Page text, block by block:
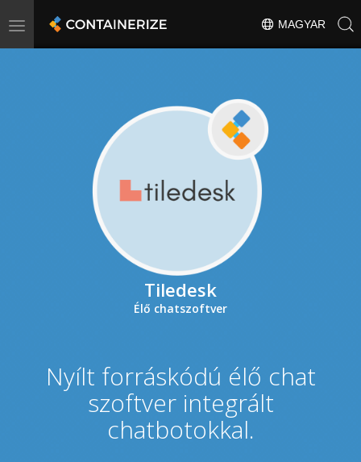
Toggle
MAGYAR
Tiledesk
Élő chatszoftver
Nyílt forráskódú élő chat
szoftver integrált
chatbotokkal.